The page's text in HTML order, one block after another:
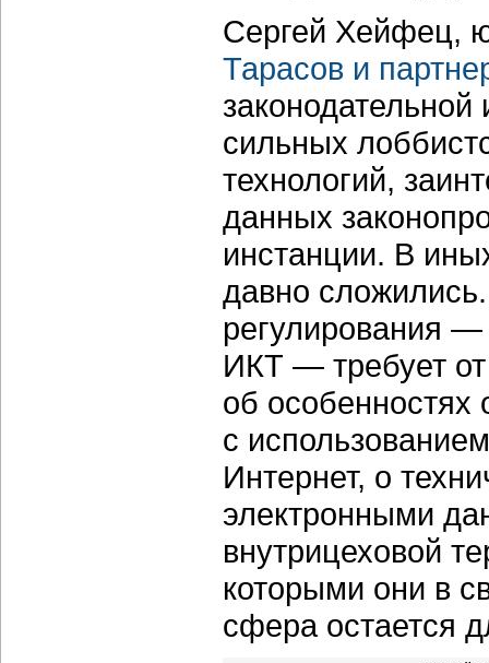
Сергей Хейфец,
Тарасов и
сильных
технологий,
данных
инстанции. В
давно
регулирования
ИКТ — требует от
об особенностях
с
Интернет, о
электронными
внутрицеховой
которыми они в
сфера остается